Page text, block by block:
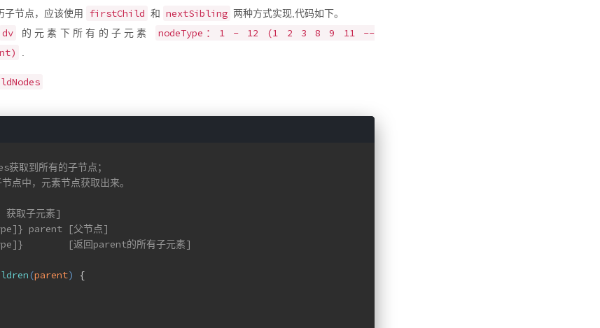
子节点，应该使用 firstChild 和 nextSibling 两种方式实现,代码如下。
dv 的元素下所有的子元素
nodeType：1 - 12 (1 2 3 8 9 11 --
取到所有的子节点；
点中，元素节点获取出来。
取子元素]
parent [父节点]
[返回parent的所有子元素]
(parent)
{